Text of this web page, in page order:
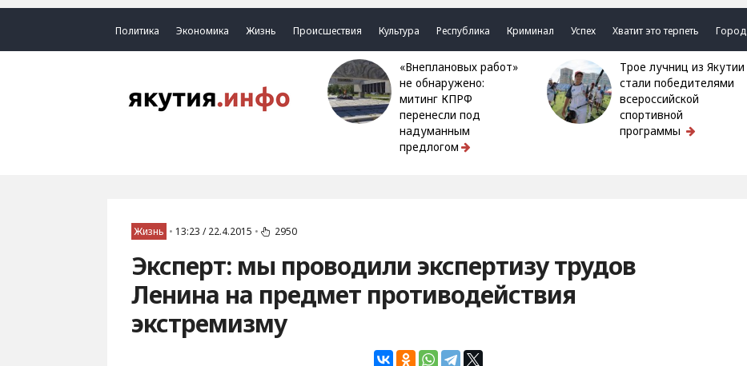
Политика Экономика Жизнь Происшествия Культура Республика Криминал Успех Хватит это терпеть Город
«Внеплановых работ»
не обнаружено:
митинг КПРФ
перенесли под
надуманным
предлогом
Трое лучниц из Якутии
стали победителями
всероссийской
спортивной
программы
Жизнь • 13:23 / 22.4.2015 • 2950
Эксперт: мы проводили экспертизу трудов
Ленина на предмет противодействия
экстремизму